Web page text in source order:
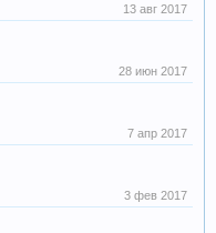
13 авг 2017
28 июн 2017
7 апр 2017
3 фев 2017